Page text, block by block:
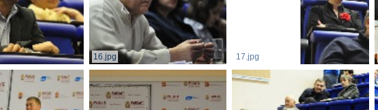
16.jpg 17.jpg